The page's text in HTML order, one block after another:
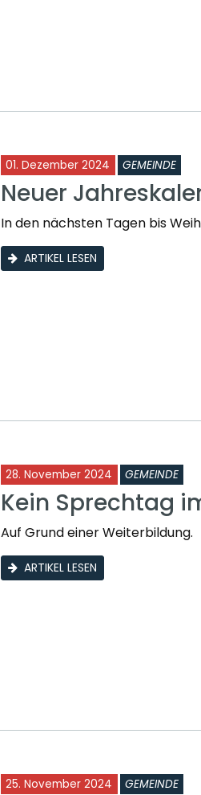
01. Dezember 2024 GEMEINDE
Neuer
In den nächsten Tagen bis
ARTIKEL LESEN
28. November 2024 GEMEINDE
Kein Sprechtag
Auf Grund einer Weiterbildung.
ARTIKEL LESEN
25. November 2024 GEMEINDE